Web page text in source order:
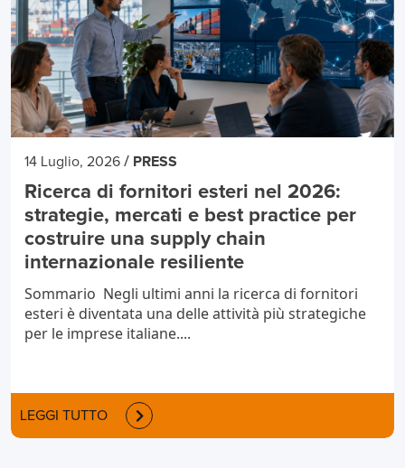
14 Luglio, 2026 / PRESS
Ricerca di fornitori esteri nel 2026:
strategie, mercati e best practice per
costruire una supply chain
internazionale resiliente
Sommario Negli ultimi anni la ricerca di fornitori
esteri è diventata una delle attività più strategiche
per le imprese italiane....
LEGGI TUTTO